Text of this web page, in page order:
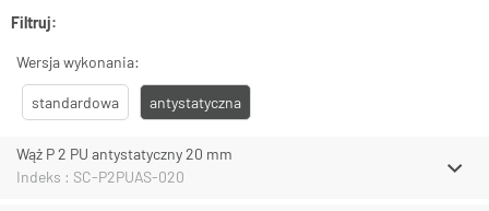
Filtruj:
Wersja wykonania:
standardowa antystatyczna
Wąż P 2 PU antystatyczny 20 mm
Indeks : SC-P2PUAS-020